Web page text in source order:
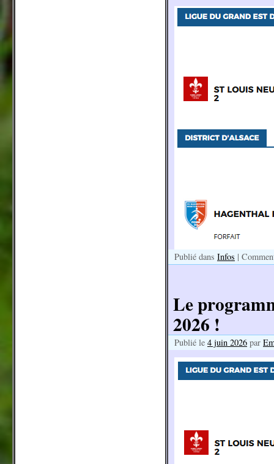
Publié dans Infos |
Le
2026 !
Publié le 4 juin 2026 par